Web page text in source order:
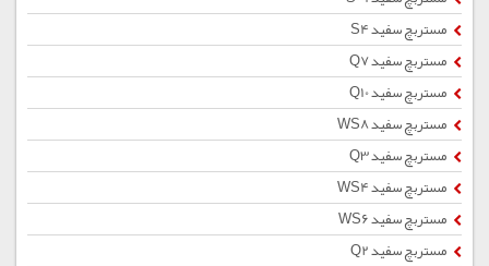
مستربچ سفید S4
مستربچ سفید Q7
مستربچ سفید Q10
مستربچ سفید WS8
مستربچ سفید Q3
مستربچ سفید WS4
مستربچ سفید WS6
مستربچ سفید Q2